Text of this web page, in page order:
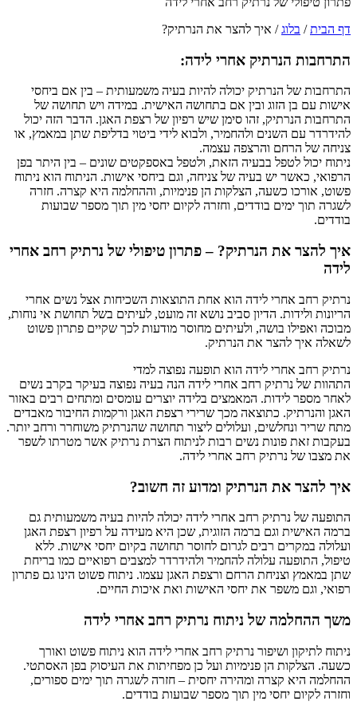
/איך להצר את הנרתיק?
אחרי לידה:
יכולה להיות בעיה משמעותית – בין אם ביחסי
ובין אם בתחושה האישית. במידה ויש תחושה של
זהו סימן שיש רפיון של רצפת האגן. הדבר הזה יכול
ולהחמיר, ולבוא לידי ביטוי בדליפת שתן במאמץ, או
והרצפה עצמה.
בבעיה הזאת, ולטפל באספקטים שונים – בין היתר בפן
יש בעיה של צניחה, וגם ביחסי אישות. הניתוח הוא ניתוח
הצלקות הן פנימיות, וההחלמה היא קצרה. חזרה
בודדים, וחזרה לקיום יחסי מין תוך מספר שבועות
הנרתיק? – פתרון טיפולי של נרתיק רחב אחרי
לידה הוא אחת התוצאות השכיחות אצל נשים אחרי
הדיון סביב נושא זה מועט, לעיתים בשל תחושת אי נוחות,
בושה, ולעיתים מחוסר מודעות לכך שקיים פתרון פשוט
את הנרתיק.
לידה הוא תופעה נפוצה למדי
רחב אחרי לידה הנה בעיה נפוצה בעיקר בקרב נשים
המאמצים בלידה יוצרים עומסים ומתחים רבים באזור
כתוצאה מכך שרירי רצפת האגן ורקמות החיבור מאבדים
ועלולים ליצור תחושה שהנרתיק משוחרר ורחב יותר.
נשים רבות לניתוח הצרת נרתיק אשר מטרתו לשפר
רחב אחרי לידה.
הנרתיק ומדוע זה חשוב?
רחב אחרי לידה יכולה להיות בעיה משמעותית גם
ברמה הזוגית, שכן היא מעידה על רפיון רצפת האגן
רבים לגרום לחוסר תחושה בקיום יחסי אישות. ללא
עלולה להחמיר ולהידרדר למצבים רפואיים כמו בריחת
הרחם ורצפת האגן עצמו. ניתוח פשוט הינו גם פתרון
את יחסי האישות ואת איכות החיים.
של ניתוח נרתיק רחב אחרי לידה
ושיפור נרתיק רחב אחרי לידה הוא ניתוח פשוט ואורך
הן פנימיות ועל כן מפחיתות את העיסוק בפן האסתטי.
ומהירה יחסית – חזרה לשגרה תוך ימים ספורים,
מין תוך מספר שבועות בודדים.